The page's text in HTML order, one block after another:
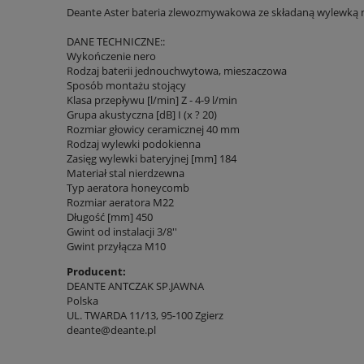
Deante Aster bateria zlewozmywakowa ze składaną wylewką
DANE TECHNICZNE::
Wykończenie nero
Rodzaj baterii jednouchwytowa, mieszaczowa
Sposób montażu stojący
Klasa przepływu [l/min] Z - 4-9 l/min
Grupa akustyczna [dB] I (x ? 20)
Rozmiar głowicy ceramicznej 40 mm
Rodzaj wylewki podokienna
Zasięg wylewki bateryjnej [mm] 184
Materiał stal nierdzewna
Typ aeratora honeycomb
Rozmiar aeratora M22
Długość [mm] 450
Gwint od instalacji 3/8''
Gwint przyłącza M10
Producent:
DEANTE ANTCZAK SP.JAWNA
Polska
UL. TWARDA 11/13, 95-100 Zgierz
deante@deante.pl